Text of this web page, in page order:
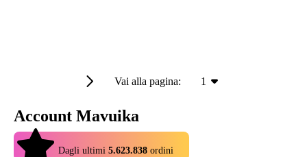
Vai alla pagina: 1
Account Mavuika
Dagli ultimi 5.623.838 ordini